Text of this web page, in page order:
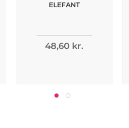
ELEFANT
48,60 kr.